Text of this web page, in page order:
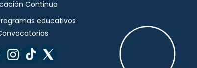
Continua
educativos